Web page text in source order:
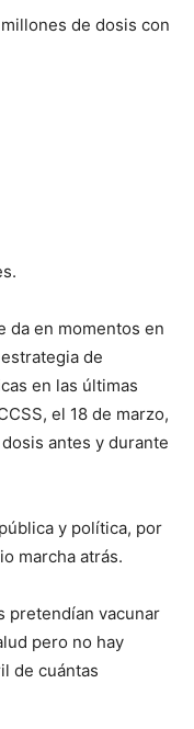
de dosis con
da en momentos en
de
en las últimas
el 18 de marzo,
antes y durante
y política, por
marcha atrás.
pretendían vacunar
pero no hay
de cuántas